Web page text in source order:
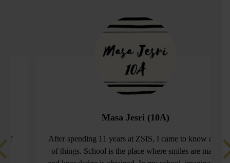
Masa Jesri (10A)
After spending 11 years at ZSIS, I came to know a lot
of things. School is the place where smiles are made